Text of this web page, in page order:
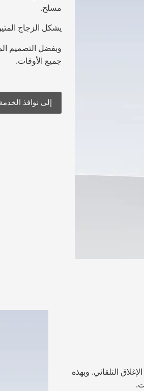
مسلح.
يشكل الزجاج
وبفضل التصميم
جميع الأوقات.
إلى نوافذ الخدمة
التلقائي. وبهذه